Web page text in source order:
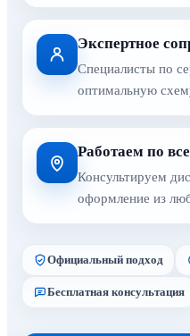
Экспертное
Специалисты по
оптимальную
Работаем по
Консультируем
оформление из
Официальный подход
Бесплатная консультация